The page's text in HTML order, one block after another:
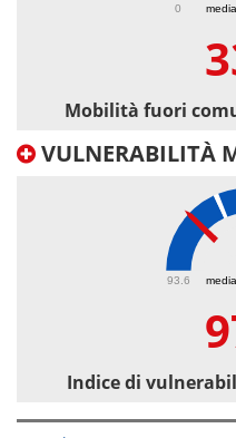
0
Mobilità fuori
VULNERABILITÀ
93.6
Indice di